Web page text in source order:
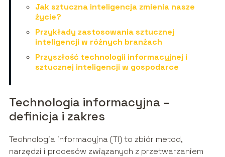
Jak sztuczna inteligencja zmienia nasze
życie?
Przykłady zastosowania sztucznej
inteligencji w różnych branżach
Przyszłość technologii informacyjnej i
sztucznej inteligencji w gospodarce
Technologia informacyjna –
definicja i zakres
Technologia informacyjna (TI) to zbiór metod,
narzędzi i procesów związanych z przetwarzaniem